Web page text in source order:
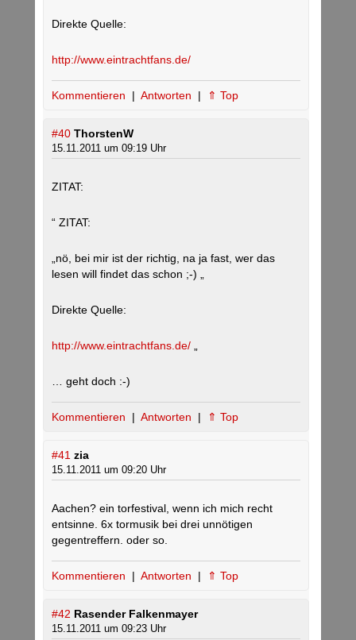
Direkte Quelle:
http://www.eintrachtfans.de/
Kommentieren | Antworten | ⇑ Top
#40 ThorstenW
15.11.2011 um 09:19 Uhr
ZITAT:
“ ZITAT:
„nö, bei mir ist der richtig, na ja fast, wer das
lesen will findet das schon ;-) „
Direkte Quelle:
http://www.eintrachtfans.de/
… geht doch :-)
Kommentieren | Antworten | ⇑ Top
#41 zia
15.11.2011 um 09:20 Uhr
Aachen? ein torfestival, wenn ich mich recht
entsinne. 6x tormusik bei drei unnötigen
gegentreffern. oder so.
Kommentieren | Antworten | ⇑ Top
#42 Rasender Falkenmayer
15.11.2011 um 09:23 Uhr